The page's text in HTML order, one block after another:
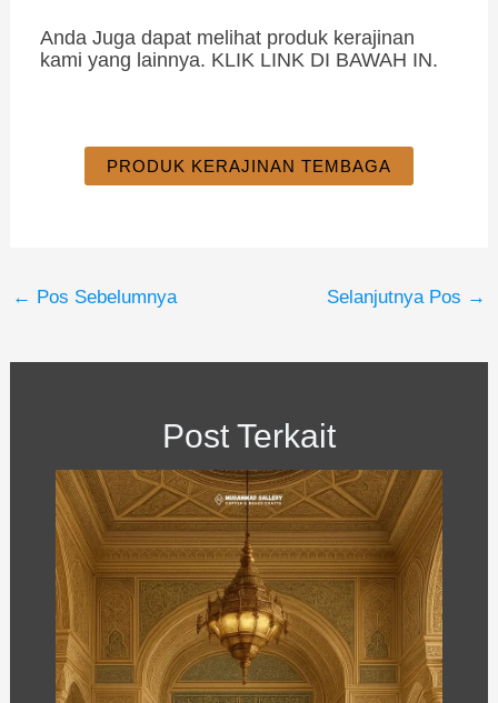
Anda Juga dapat melihat produk kerajinan
kami yang lainnya. KLIK LINK DI BAWAH IN.
PRODUK KERAJINAN TEMBAGA
← Pos Sebelumnya Selanjutnya Pos →
Post Terkait